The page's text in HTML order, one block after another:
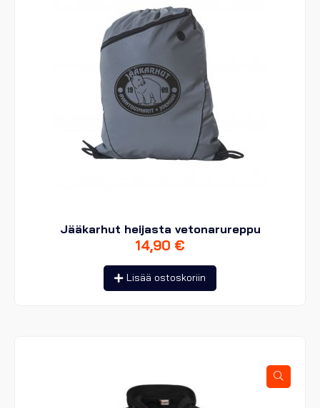
Jääkarhut heijasta vetonarureppu
14,90 €
Lisää ostoskoriin